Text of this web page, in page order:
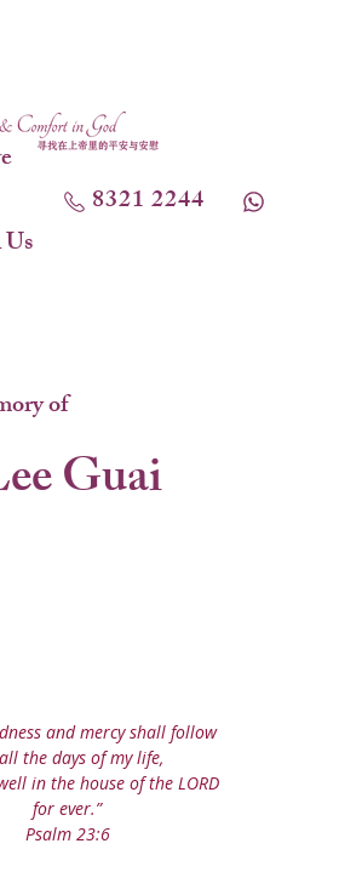
8321 2244
of
Guai
and mercy shall follow
the days of my life,
in the house of the LORD
for ever.”
Psalm 23:6